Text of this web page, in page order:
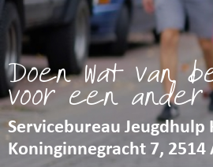
Doen wat van
voor een ander
Servicebureau Jeugdhulp
Koninginnegracht 7, 2514